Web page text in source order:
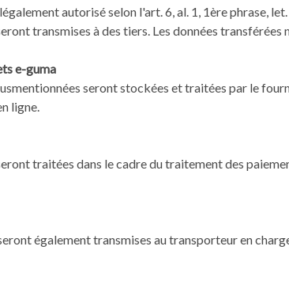
autorisé selon l'art. 6, al. 1, 1ère phrase,
transmises à des tiers. Les données
e-guma
seront stockées et traitées par le
ligne.
traitées dans le cadre du traitement des
également transmises au transporteur en